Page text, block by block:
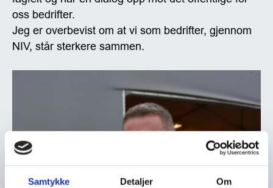
Samtykke Detaljer Om
oss bedrifter.
Jeg er overbevist om at vi som bedrifter, gjennom
NIV, står sterkere sammen.